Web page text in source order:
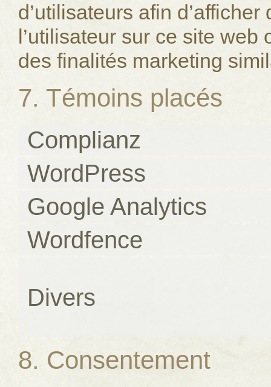
d’utilisateurs afin
l’utilisateur sur ce site
des finalités marketing
7. Témoins placés
Complianz
WordPress
Google Analytics
Wordfence
Divers
8. Consentement